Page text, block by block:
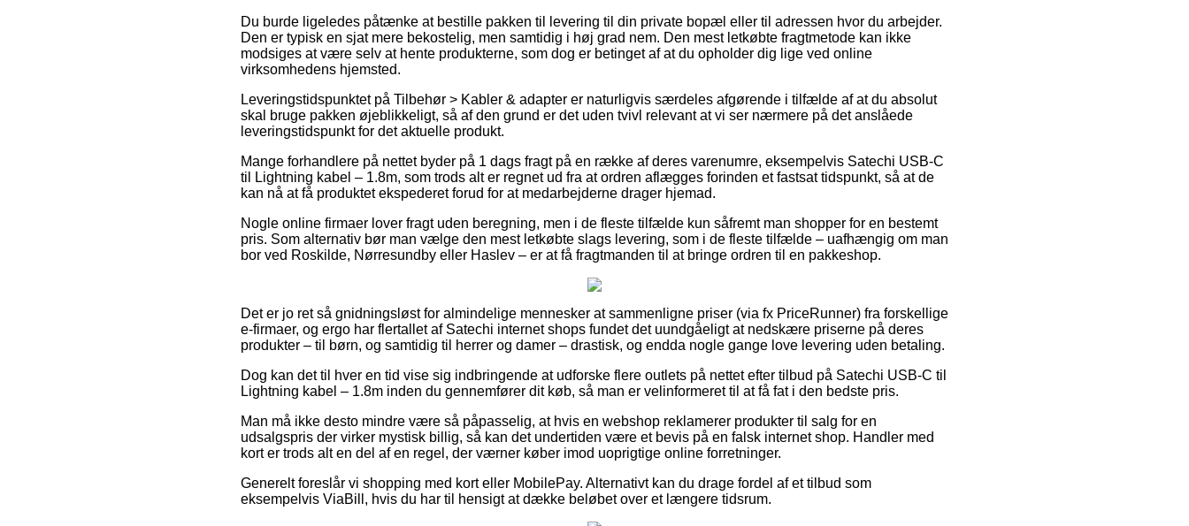
Du burde ligeledes påtænke at bestille pakken til levering til din private bopæl eller til adressen hvor du arbejder.
Den er typisk en sjat mere bekostelig, men samtidig i høj grad nem. Den mest letkøbte fragtmetode kan ikke
modsiges at være selv at hente produkterne, som dog er betinget af at du opholder dig lige ved online
virksomhedens hjemsted.
Leveringstidspunktet på Tilbehør > Kabler & adapter er naturligvis særdeles afgørende i tilfælde af at du absolut
skal bruge pakken øjeblikkeligt, så af den grund er det uden tvivl relevant at vi ser nærmere på det anslåede
leveringstidspunkt for det aktuelle produkt.
Mange forhandlere på nettet byder på 1 dags fragt på en række af deres varenumre, eksempelvis Satechi USB-C
til Lightning kabel – 1.8m, som trods alt er regnet ud fra at ordren aflægges forinden et fastsat tidspunkt, så at de
kan nå at få produktet ekspederet forud for at medarbejderne drager hjemad.
Nogle online firmaer lover fragt uden beregning, men i de fleste tilfælde kun såfremt man shopper for en bestemt
pris. Som alternativ bør man vælge den mest letkøbte slags levering, som i de fleste tilfælde – uafhængig om man
bor ved Roskilde, Nørresundby eller Haslev – er at få fragtmanden til at bringe ordren til en pakkeshop.
Det er jo ret så gnidningsløst for almindelige mennesker at sammenligne priser (via fx PriceRunner) fra forskellige
e-firmaer, og ergo har flertallet af Satechi internet shops fundet det uundgåeligt at nedskære priserne på deres
produkter – til børn, og samtidig til herrer og damer – drastisk, og endda nogle gange love levering uden betaling.
Dog kan det til hver en tid vise sig indbringende at udforske flere outlets på nettet efter tilbud på Satechi USB-C til
Lightning kabel – 1.8m inden du gennemfører dit køb, så man er velinformeret til at få fat i den bedste pris.
Man må ikke desto mindre være så påpasselig, at hvis en webshop reklamerer produkter til salg for en
udsalgspris der virker mystisk billig, så kan det undertiden være et bevis på en falsk internet shop. Handler med
kort er trods alt en del af en regel, der værner køber imod uoprigtige online forretninger.
Generelt foreslår vi shopping med kort eller MobilePay. Alternativt kan du drage fordel af et tilbud som
eksempelvis ViaBill, hvis du har til hensigt at dække beløbet over et længere tidsrum.